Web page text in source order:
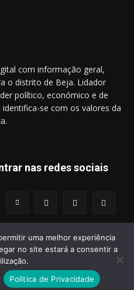
com informação geral,
o distrito de Beja. Lidador
político, económico e de
se com os valores da
nas redes sociais
os Direitos Reservados.
de Privacidade Publicidade
uma melhor experiência
no site estará a consentir a
Politica de Privacidade